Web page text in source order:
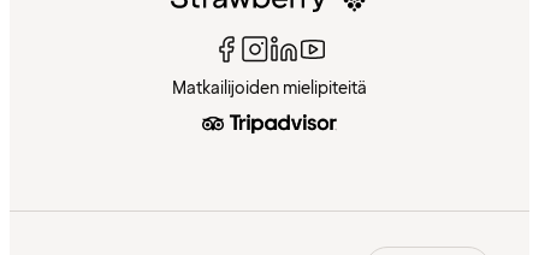
Matkailijoiden mielipiteitä